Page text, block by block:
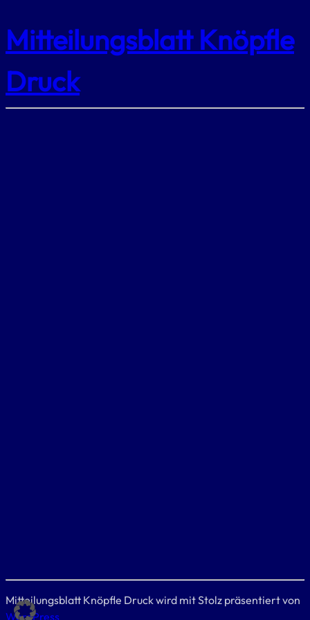
Mitteilungsblatt Knöpfle
Druck
Mitteilungsblatt Knöpfle Druck wird mit Stolz präsentiert von
WordPress